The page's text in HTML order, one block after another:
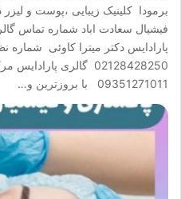
برمودا کلینیک زیبایی ،پوست و
فیشیال سعادت اباد شماره تماس
02128428250 گالری
09351271011 با بروزترین و…